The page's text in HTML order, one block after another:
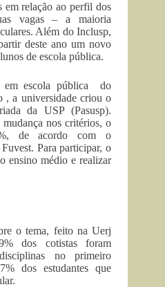
em relação ao perfil dos
vagas – a maioria
Além do Inclusp,
deste ano um novo
de escola pública.
em escola pública do
, a universidade criou o
da USP (Pasusp).
nos critérios, o
de acordo com o
Para participar, o
ensino médio e realizar
o tema, feito na Uerj
dos cotistas foram
no primeiro
dos estudantes que